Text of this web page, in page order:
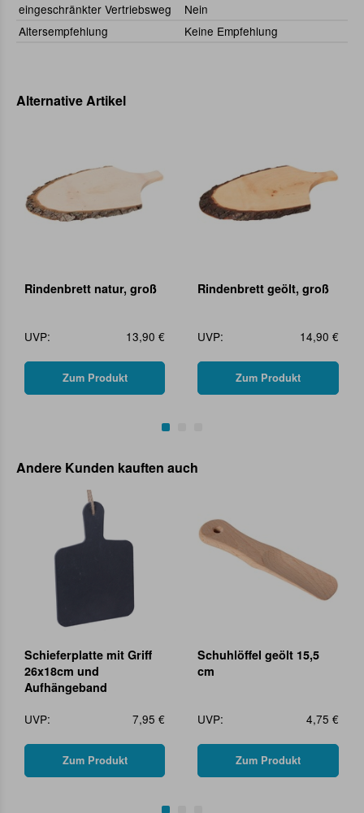
eingeschränkter Vertriebsweg
Nein
Altersempfehlung
Keine Empfehlung
Alternative Artikel
Rindenbrett natur, groß
UVP: 13,90 €
Zum Produkt
Rindenbrett geölt, groß
UVP: 14,90 €
Zum Produkt
Andere Kunden kauften auch
Schieferplatte mit Griff
26x18cm und
Aufhängeband
UVP:
7,95 €
Zum Produkt
Schuhlöffel geölt 15,5
cm
UVP: 4,75 €
Zum Produkt